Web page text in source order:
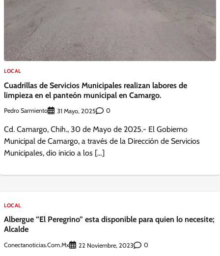
LOCAL
Cuadrillas de Servicios Municipales realizan labores de
limpieza en el panteón municipal en Camargo.
Pedro Sarmiento 31 Mayo, 2025 0
Cd. Camargo, Chih., 30 de Mayo de 2025.- El Gobierno
Municipal de Camargo, a través de la Dirección de Servicios
Municipales, dio inicio a los […]
LOCAL
Albergue “El Peregrino” esta disponible para quien lo necesite;
Alcalde
Conectanoticias.com.mx 22 Noviembre, 2023 0